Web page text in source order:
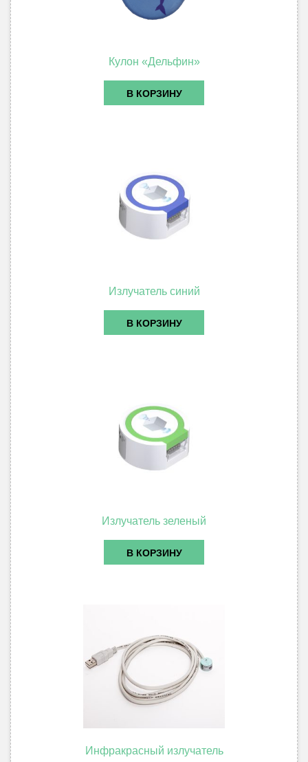
Кулон «Дельфин»
В КОРЗИНУ
Излучатель синий
В КОРЗИНУ
Излучатель зеленый
В КОРЗИНУ
Инфракрасный излучатель